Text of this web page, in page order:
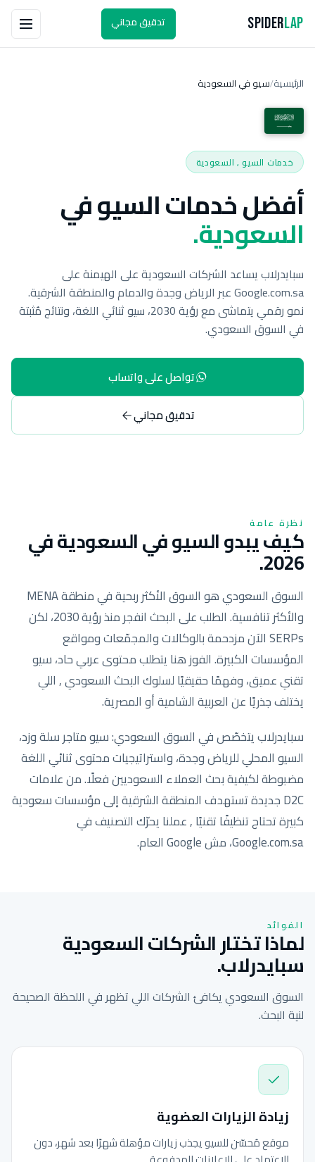
SpiderLap تدقيق مجاني
الرئيسية/سيو في السعودية
خدمات السيو , السعودية
أفضل خدمات السيو في
السعودية.
سبايدرلاب يساعد الشركات السعودية على الهيمنة على
Google.com.sa عبر الرياض وجدة والدمام والمنطقة الشرقية.
نمو رقمي يتماشى مع رؤية 2030، سيو ثنائي اللغة، ونتائج مُثبتة
في السوق السعودي.
تواصل على واتساب
تدقيق مجاني
نظرة عامة
كيف يبدو السيو في السعودية في
2026.
السوق السعودي هو السوق الأكثر ربحية في منطقة MENA
والأكثر تنافسية. الطلب على البحث انفجر منذ رؤية 2030، لكن
SERPs الآن مزدحمة بالوكالات والمجمّعات ومواقع
المؤسسات الكبيرة. الفوز هنا يتطلب محتوى عربي حاد، سيو
تقني عميق، وفهمًا حقيقيًا لسلوك البحث السعودي , اللي
يختلف جذريًا عن العربية الشامية أو المصرية.
سبايدرلاب يتخصّص في السوق السعودي: سيو متاجر سلة وزد،
السيو المحلي للرياض وجدة، واستراتيجيات محتوى ثنائي اللغة
مضبوطة لكيفية بحث العملاء السعوديين فعلًا. من علامات
D2C جديدة تستهدف المنطقة الشرقية إلى مؤسسات سعودية
كبيرة تحتاج تنظيفًا تقنيًا , عملنا يحرّك التصنيف في
Google.com.sa، مش Google العام.
الفوائد
لماذا تختار الشركات السعودية
سبايدرلاب.
السوق السعودي يكافئ الشركات اللي تظهر في اللحظة الصحيحة
لنية البحث.
زيادة الزيارات العضوية
موقع مُحسّن للسيو يجذب زيارات مؤهلة شهرًا بعد شهر، دون